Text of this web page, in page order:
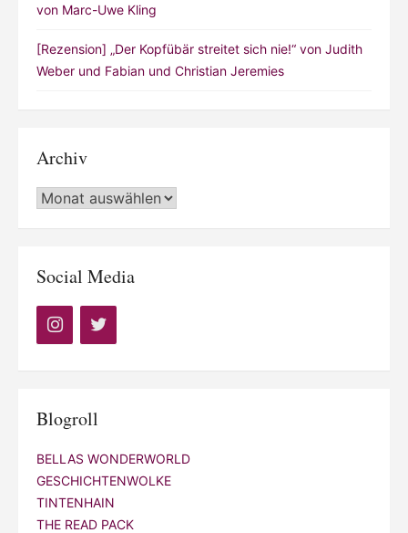
von Marc-Uwe Kling
[Rezension] „Der Kopfübär streitet sich nie!“ von Judith
Weber und Fabian und Christian Jeremies
Archiv
Archiv
Social Media
Blogroll
BELLAS WONDERWORLD
GESCHICHTENWOLKE
TINTENHAIN
THE READ PACK